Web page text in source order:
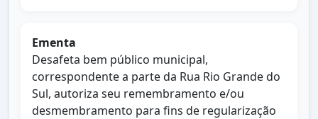
Ementa
Desafeta bem público municipal,
correspondente a parte da Rua Rio Grande do
Sul, autoriza seu remembramento e/ou
desmembramento para fins de regularização